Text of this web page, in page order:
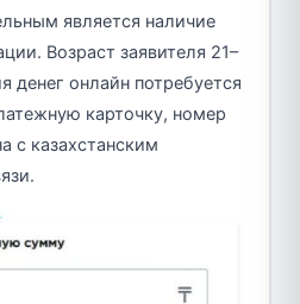
является наличие
Возраст заявителя 21–
денег онлайн потребуется
карточку, номер
с казахстанским